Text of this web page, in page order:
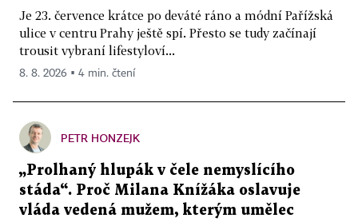
Je 23. července krátce po deváté ráno a módní Pařížská
ulice v centru Prahy ještě spí. Přesto se tudy začínají
trousit vybraní lifestyloví...
8. 8. 2026 ▪ 4 min. čtení
PETR HONZEJK
„Prolhaný hlupák v čele nemyslícího
stáda“. Proč Milana Knížáka oslavuje
vláda vedená mužem, kterým umělec